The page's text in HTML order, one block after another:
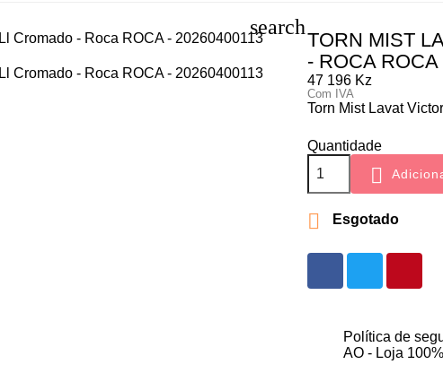
search
TORN MIST
- ROCA ROCA
47 196 Kz
Com IVA
Torn Mist Lavat
Quantidade

 Esgotado
Política de
AO - Loja